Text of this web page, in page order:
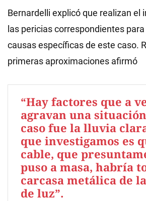
Bernardelli explicó que realizan el
las pericias correspondientes
causas específicas de este caso.
primeras aproximaciones afirmó
“Hay factores que a
agravan una
caso fue la lluvia
que investigamos es
cable, que
puso a masa, habría
carcasa metálica de
de luz”.